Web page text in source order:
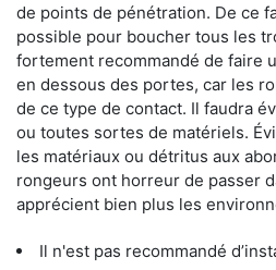
de points de pénétration. De ce
possible pour boucher tous les
fortement recommandé de faire
en dessous des portes, car les
de ce type de contact. Il faudra
ou toutes sortes de matériels.
les matériaux ou détritus aux
rongeurs ont horreur de passer
apprécient bien plus les
Il n'est pas recommandé